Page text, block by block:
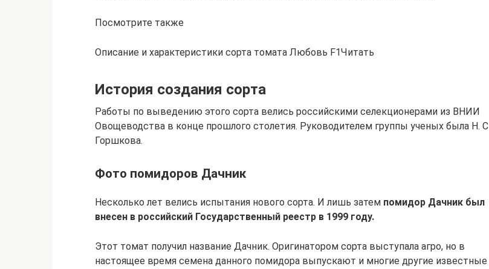
Посмотрите также
Описание и характеристики сорта томата Любовь F1Читать
История создания сорта
Работы по выведению этого сорта велись российскими селекционерами из ВНИИ
Овощеводства в конце прошлого столетия. Руководителем группы ученых была Н. С
Горшкова.
Фото помидоров Дачник
Несколько лет велись испытания нового сорта. И лишь затем помидор Дачник был
внесен в российский Государственный реестр в 1999 году.
Этот томат получил название Дачник. Оригинатором сорта выступала агро, но в
настоящее время семена данного помидора выпускают и многие другие известные